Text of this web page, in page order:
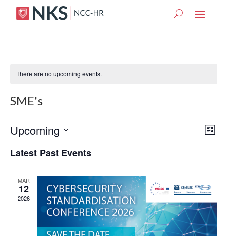
There are no upcoming events.
SME's
List
Upcoming
date.
Latest Past Events
MAR
12
2026